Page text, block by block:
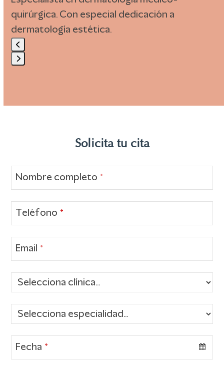
quirúrgica. Con especial dedicación a
dermatología estética.
slide
Solicita tu cita
Nombre completo *
Teléfono *
Email *
Fecha *